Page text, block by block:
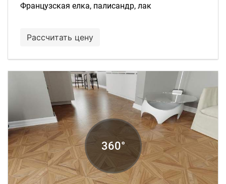
Французская елка, палисандр, лак
Рассчитать цену